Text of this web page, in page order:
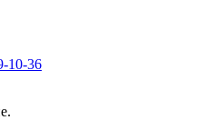
10-36